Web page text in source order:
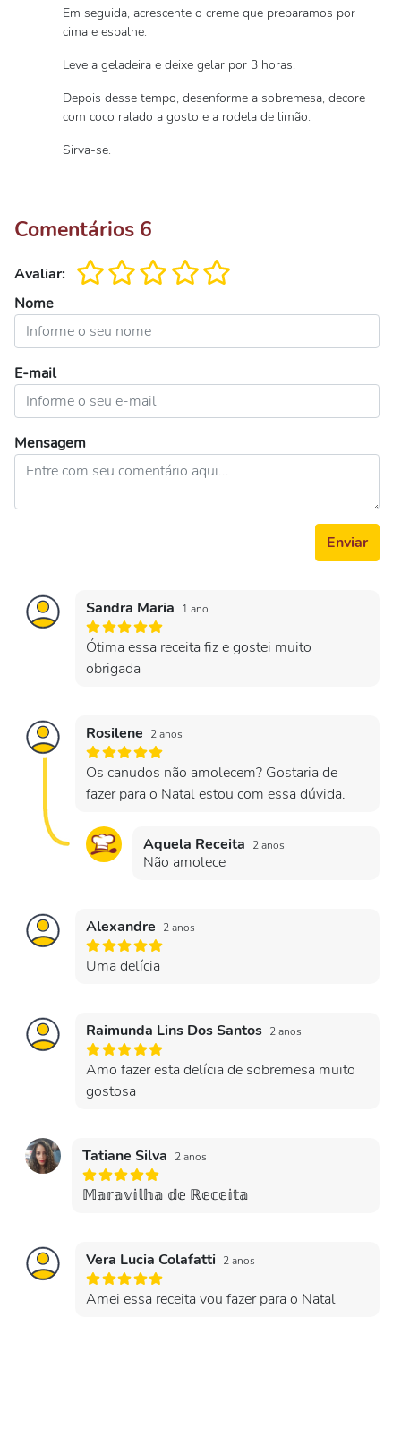
Em seguida, acrescente o creme que preparamos por
cima e espalhe.
Leve a geladeira e deixe gelar por 3 horas.
Depois desse tempo, desenforme a sobremesa, decore
com coco ralado a gosto e a rodela de limão.
Sirva-se.
Comentários 6
Avaliar:
Nome
E-mail
Mensagem
Enviar
Sandra Maria 1 ano
Ótima essa receita fiz e gostei muito
obrigada
Rosilene 2 anos
Os canudos não amolecem? Gostaria de
fazer para o Natal estou com essa dúvida.
Aquela Receita 2 anos
Não amolece
Alexandre 2 anos
Uma delícia
Raimunda Lins Dos Santos 2 anos
Amo fazer esta delícia de sobremesa muito
gostosa
Tatiane Silva 2 anos
𝕄𝕒𝕣𝕒𝕧𝕚𝕝𝕙𝕒 𝕕𝕖 ℝ𝕖𝕔𝕖𝕚𝕥𝕒
Vera Lucia Colafatti 2 anos
Amei essa receita vou fazer para o Natal